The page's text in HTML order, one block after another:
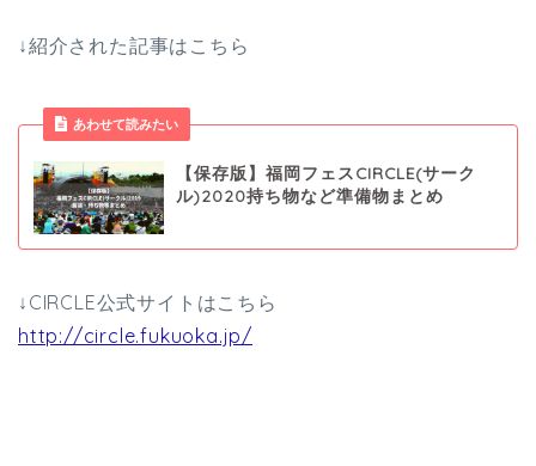
↓紹介された記事はこちら
あわせて読みたい
【保存版】福岡フェスCIRCLE(サーク
ル)2020持ち物など準備物まとめ
↓CIRCLE公式サイトはこちら
http://circle.fukuoka.jp/